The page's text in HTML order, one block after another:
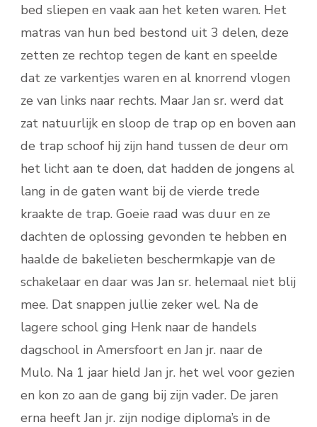
bed sliepen en vaak aan het keten waren. Het
matras van hun bed bestond uit 3 delen, deze
zetten ze rechtop tegen de kant en speelde
dat ze varkentjes waren en al knorrend vlogen
ze van links naar rechts. Maar Jan sr. werd dat
zat natuurlijk en sloop de trap op en boven aan
de trap schoof hij zijn hand tussen de deur om
het licht aan te doen, dat hadden de jongens al
lang in de gaten want bij de vierde trede
kraakte de trap. Goeie raad was duur en ze
dachten de oplossing gevonden te hebben en
haalde de bakelieten beschermkapje van de
schakelaar en daar was Jan sr. helemaal niet blij
mee. Dat snappen jullie zeker wel. Na de
lagere school ging Henk naar de handels
dagschool in Amersfoort en Jan jr. naar de
Mulo. Na 1 jaar hield Jan jr. het wel voor gezien
en kon zo aan de gang bij zijn vader. De jaren
erna heeft Jan jr. zijn nodige diploma’s in de